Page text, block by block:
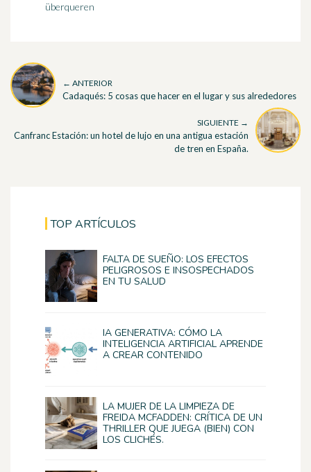
überqueren
← ANTERIOR
Cadaqués: 5 cosas que hacer en el lugar y sus alrededores
SIGUIENTE →
Canfranc Estación: un hotel de lujo en una antigua estación
de tren en España.
TOP ARTÍCULOS
FALTA DE SUEÑO: LOS EFECTOS
PELIGROSOS E INSOSPECHADOS
EN TU SALUD
IA GENERATIVA: CÓMO LA
INTELIGENCIA ARTIFICIAL APRENDE
A CREAR CONTENIDO
LA MUJER DE LA LIMPIEZA DE
FREIDA MCFADDEN: CRÍTICA DE UN
THRILLER QUE JUEGA (BIEN) CON
LOS CLICHÉS.